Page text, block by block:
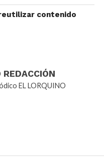
contenido
REDACCIÓN
EL LORQUINO